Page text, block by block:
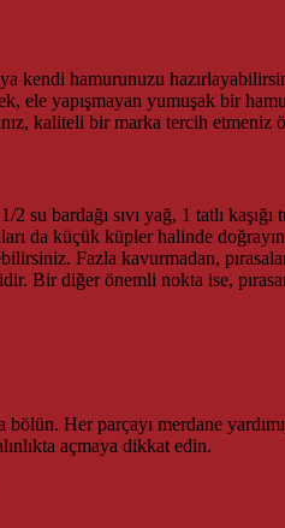
hamurunuzu
ele yapışmayan yumuşak bir
kaliteli bir marka tercih etmeniz
su bardağı sıvı yağ, 1 tatlı
da küçük küpler halinde
Fazla kavurmadan,
Bir diğer önemli nokta ise,
Her parçayı merdane
açmaya dikkat edin.